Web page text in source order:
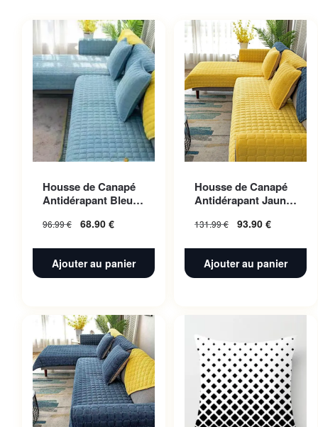
Housse de Canapé
Antidérapant Bleu
96.99€ 68.90 €
Ajouter au panier
Housse de Canapé
Antidérapant Jaune
131.99€ 93.90 €
Ajouter au panier